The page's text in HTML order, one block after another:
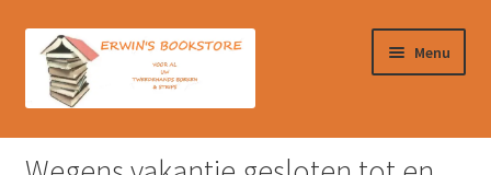
door
naar
naar
Menu
Home